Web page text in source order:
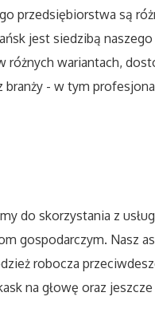
przedsiębiorstwa są
jest siedzibą
różnych wariantach,
- w tym
do skorzystania z
gospodarczym. Nasz
robocza
na głowę oraz